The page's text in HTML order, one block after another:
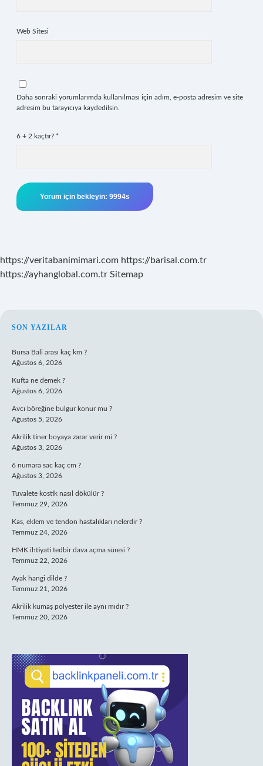
Web Sitesi
Daha sonraki yorumlarımda kullanılması için adım, e-posta adresim ve site
adresim bu tarayıcıya kaydedilsin.
6 + 2 kaçtır? *
https://veritabanimimari.com https://barisal.com.tr
https://ayhanglobal.com.tr Sitemap
SIDEBAR
SON YAZILAR
Bursa Bali arası kaç km ?
Ağustos 6, 2026
Kufta ne demek ?
Ağustos 6, 2026
Avcı böreğine bulgur konur mu ?
Ağustos 5, 2026
Akrilik tiner boyaya zarar verir mi ?
Ağustos 3, 2026
6 numara sac kaç cm ?
Ağustos 3, 2026
Tuvalete kostik nasıl dökülür ?
Temmuz 29, 2026
Kas, eklem ve tendon hastalıkları nelerdir ?
Temmuz 24, 2026
HMK ihtiyati tedbir dava açma süresi ?
Temmuz 22, 2026
Ayak hangi dilde ?
Temmuz 21, 2026
Akrilik kumaş polyester ile aynı mıdır ?
Temmuz 20, 2026